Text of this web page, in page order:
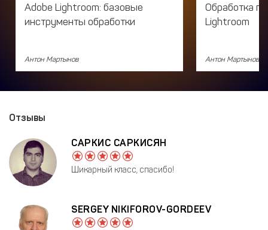
Adobe Lightroom: базовые
инструменты обработки
Антон Мартынов
Обработка
Lightroom
Антон Мартынов
Отзывы
САРКИС САРКИСЯН
Шикарный класс, спасибо!
SERGEY NIKIFOROV-GORDEEV